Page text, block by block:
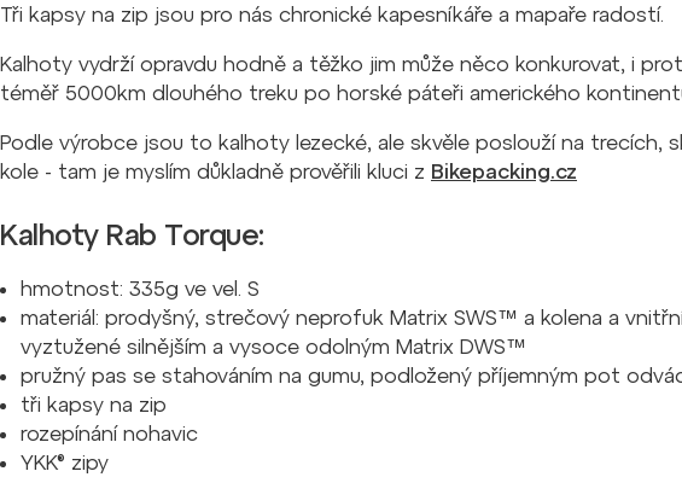
Tři kapsy na zip jsou pro nás chronické kapesníkáře a mapaře radostí.
Kalhoty vydrží opravdu hodně a těžko jim může něco konkurovat, i
téměř 5000km dlouhého treku po horské páteři amerického
Podle výrobce jsou to kalhoty lezecké, ale skvěle poslouží na trecích,
kole - tam je myslím důkladně prověřili kluci z Bikepacking.cz
Kalhoty Rab Torque:
hmotnost: 335g ve vel. S
materiál: prodyšný, strečový neprofuk Matrix SWS™ a kolena a
vyztužené silnějším a vysoce odolným Matrix DWS™
pružný pas se stahováním na gumu, podložený příjemným pot
tři kapsy na zip
rozepínání nohavic
YKK® zipy